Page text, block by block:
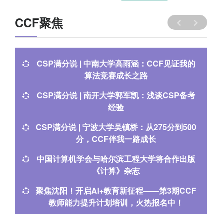
河北农
业大学
承...
YOCSEF
保定、
河北金
融学院
承...
CCF聚焦
CSP满分说 | 中南大学高雨涵：CCF见证我的
算法竞赛成长之路
CSP满分说 | 南开大学郭军凯：浅谈CSP备考
经验
CSP满分说 | 宁波大学吴镇桥：从275分到500
分，CCF伴我一路成长
中国计算机学会与哈尔滨工程大学将合作出版
《计算》杂志
聚焦沈阳！开启AI+教育新征程——第3期CCF
教师能力提升计划培训，火热报名中！